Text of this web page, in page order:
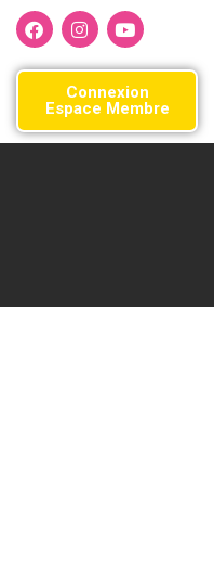
Connexion
Espace Membre